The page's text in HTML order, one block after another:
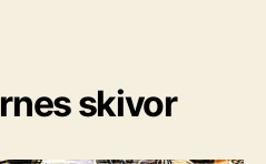
skivor